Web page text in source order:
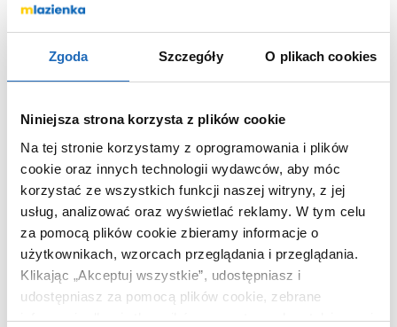
Zgoda Szczegóły O plikach cookies
Niniejsza strona korzysta z plików cookie
Na tej stronie korzystamy z oprogramowania i plików
cookie oraz innych technologii wydawców, aby móc
korzystać ze wszystkich funkcji naszej witryny, z jej
usług, analizować oraz wyświetlać reklamy. W tym celu
za pomocą plików cookie zbieramy informacje o
użytkownikach, wzorcach przeglądania i przeglądania.
Klikając „Akceptuj wszystkie”, udostępniasz i
udostępniasz za pomocą plików cookie, zebrane
informacje dla użytkowników zewnętrznych, a także nasi
Typ
jednouchwytowa
Rodzaj
zwykła
Wyposażenie
Rodzaj wylewki
stała
Kolor
chrom
Termostat
bez termostatu
Kod EAN
4011097413099